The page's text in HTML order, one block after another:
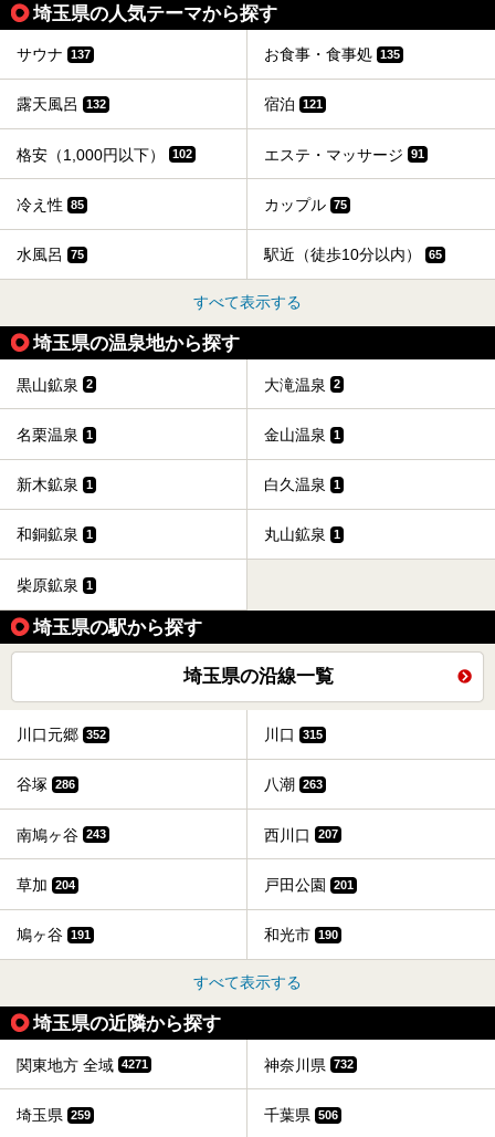
埼玉県の人気テーマから探す
サウナ 137 お食事・食事処 135
露天風呂 132 宿泊 121
格安（1,000円以下） 102 エステ・マッサージ 91
冷え性 85 カップル 75
水風呂 75 駅近（徒歩10分以内） 65
すべて表示する
埼玉県の温泉地から探す
黒山鉱泉 2 大滝温泉 2
名栗温泉 1 金山温泉 1
新木鉱泉 1 白久温泉 1
和銅鉱泉 1 丸山鉱泉 1
柴原鉱泉 1
埼玉県の駅から探す
埼玉県の沿線一覧
川口元郷 352 川口 315
谷塚 286 八潮 263
南鳩ヶ谷 243 西川口 207
草加 204 戸田公園 201
鳩ヶ谷 191 和光市 190
すべて表示する
埼玉県の近隣から探す
関東地方 全域 4271 神奈川県 732
埼玉県 259 千葉県 506